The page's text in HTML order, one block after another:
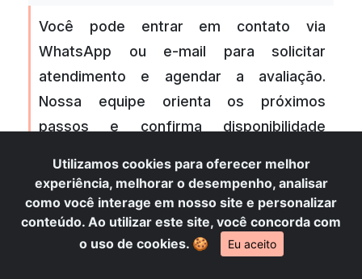
Você pode entrar em contato via
WhatsApp ou e-mail para solicitar
atendimento e agendar a avaliação.
Nossa equipe orienta os próximos
passos e confirma disponibilidade
Quer planejar com segurança?Solicite um orçamento e
confirme a data com a nossa equipe.
Utilizamos cookies para oferecer melhor
experiência, melhorar o desempenho, analisar
como você interage em nosso site e personalizar
conteúdo. Ao utilizar este site, você concorda com
o uso de cookies. 🍪 Eu aceito